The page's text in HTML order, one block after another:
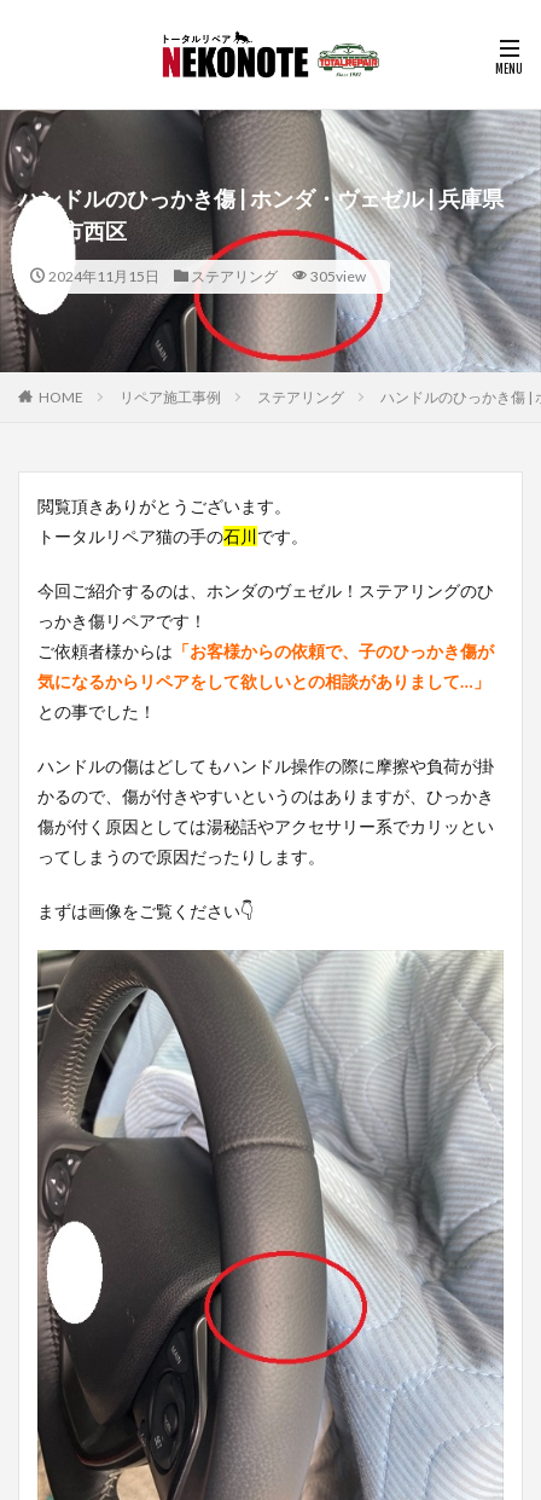
ハンドルのひっかき傷 | ホンダ・ヴェゼル | 兵庫県
神戸市西区
2024年11月15日 ステアリング 305view
HOME リペア施工事例 ステアリング ハンドルのひっかき傷 |
閲覧頂きありがとうございます。
トータルリペア猫の手の石川です。
今回ご紹介するのは、ホンダのヴェゼル！ステアリングのひ
っかき傷リペアです！
ご依頼者様からは 「お客様からの依頼で、子のひっかき傷が
気になるからリペアをして欲しいとの相談がありまして…」
との事でした！
ハンドルの傷はどしてもハンドル操作の際に摩擦や負荷が掛
かるので、傷が付きやすいというのはありますが、ひっかき
傷が付く原因としては湯秘話やアクセサリー系でカリッとい
ってしまうので原因だったりします。
まずは画像をご覧ください👇